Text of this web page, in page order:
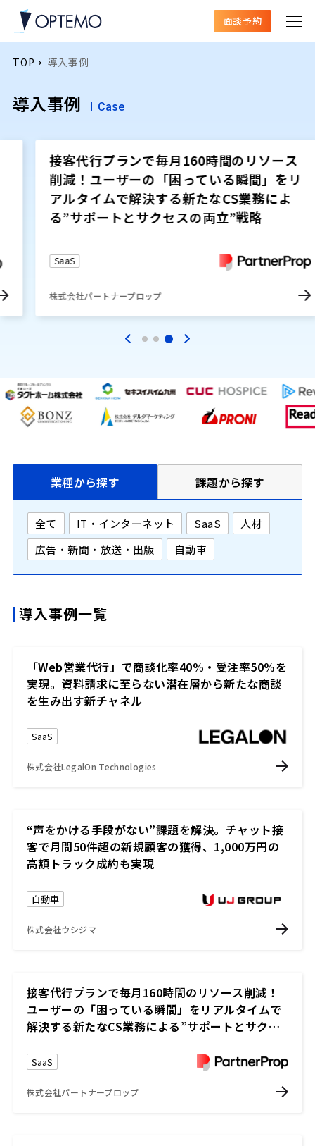
面談予約
TOP 導入事例
導入事例 Case
接客代行プランで毎月160時間のリソース
削減！ユーザーの「困っている瞬間」をリ
アルタイムで解決する新たなCS業務によ
る”サポートとサクセスの両立”戦略
株式会社パートナープロップ
業種から探す 課題から探す
全て IT・インターネット SaaS
人材
広告・新聞・放送・出版
自動車
導入事例一覧
「Web営業代行」で商談化率40%・受注率50%を
実現。資料請求に至らない潜在層から新たな商談
を生み出す新チャネル
SaaS
株式会社LegalOn Technologies
“声をかける手段がない”課題を解決。チャット接
客で月間50件超の新規顧客の獲得、1,000万円の
高額トラック成約も実現
自動車
株式会社ウシジマ
接客代行プランで毎月160時間のリソース削減！
ユーザーの「困っている瞬間」をリアルタイムで
解決する新たなCS業務による”サポートとサクセ
SaaS
株式会社パートナープロップ